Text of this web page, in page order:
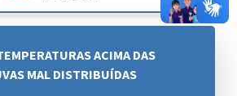
ACIMA DAS
MAL DISTRIBUÍDAS